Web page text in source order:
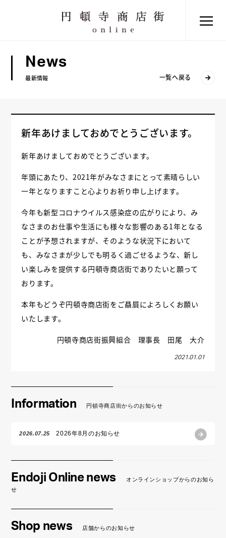
News
最新情報 一覧へ戻る
新年あけましておめでとうございます。
新年あけましておめでとうございます。
年頭にあたり、2021年がみなさまにとって素晴らしい
一年となりますこと心よりお祈り申し上げます。
今年も新型コロナウイルス感染症の広がりにより、み
なさまのお仕事や生活にも様々な影響のある1年となる
ことが予想されますが、そのような状況下において
も、みなさまが少しでも明るく過ごせるような、新し
い楽しみを提供する円頓寺商店街でありたいと願って
おります。
本年もどうぞ円頓寺商店街をご贔屓によろしくお願い
いたします。
円頓寺商店街振興組合 理事長 田尾 大介
2021.01.01
Information 円頓寺商店街からのお知らせ
2026.07.252026年8月のお知らせ
Endoji Online news
オンラインショップからのお知ら
せ
Shop news 店舗からのお知らせ